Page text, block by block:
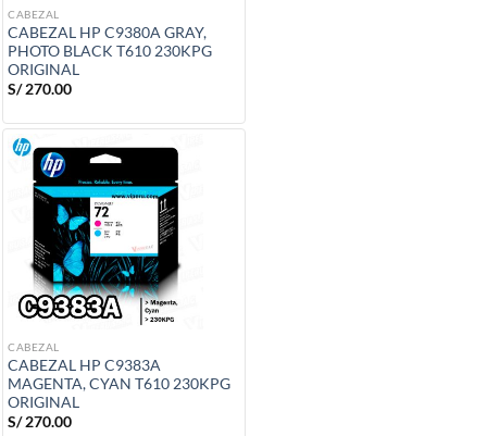
CABEZAL
CABEZAL HP C9380A GRAY,
PHOTO BLACK T610 230KPG
ORIGINAL
S/270.00
CABEZAL
CABEZAL HP C9383A
MAGENTA, CYAN T610 230KPG
ORIGINAL
S/270.00